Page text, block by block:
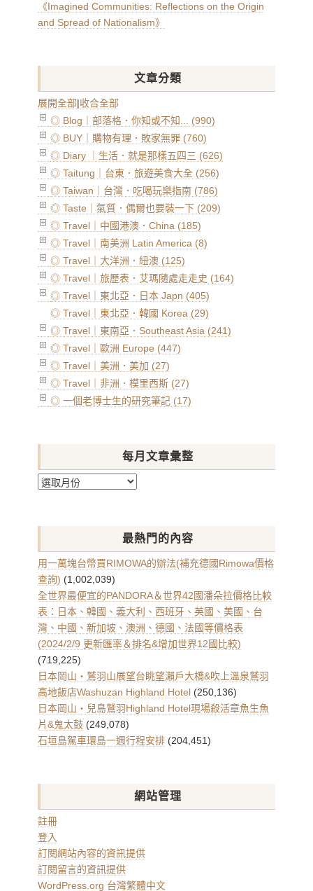
《Imagined Communities: Reflections on the Origin
and Spread of Nationalism》
文章分類
展開全部|收合全部
◎ Blog｜部落格．你知或不知... (990)
◎ BUY｜購物有理．敗家無罪 (760)
◎ Diary ｜生活．就是那樣五四三 (626)
◎ Taitung｜台東．旅遊美食大全 (256)
◎ Taiwan｜台灣．吃喝玩樂指南 (786)
◎ Taste｜氣質．偶爾也要裝一下 (209)
◎ Travel｜中國港澳．China (185)
◎ Travel｜南美洲 Latin America (8)
◎ Travel｜大洋洲．紐澳 (125)
◎ Travel｜旅歷表．艾瑪隨處走走史 (164)
◎ Travel｜東北亞．日本 Japn (405)
◎ Travel｜東北亞．韓國 Korea (29)
◎ Travel｜東南亞．Southeast Asia (241)
◎ Travel｜歐洲 Europe (447)
◎ Travel｜美洲．美加 (27)
◎ Travel｜非洲．模里西斯 (27)
◎ 一個老博士生的研究筆記 (17)
每月文章彙整
每
章
整
最熱門的內容
用一萬塊台幣買RIMOWA的辦法(補充德國Rimowa價格
查詢) (1,002,039)
全世界最便宜的PANDORA＆世界42國潘朵拉價格比較
表：日本、韓國、義大利、西班牙、英國、美國、台
灣、中國、新加坡、澳洲、德國、法國等價格表
(2024/2/9 更新匯率＆排名&增加世界12國比較)
(719,225)
日本岡山・鷲羽山展望台眺望瀨戶大橋&吹上溫泉鷲羽
高地飯店Washuzan Highland Hotel (250,136)
日本岡山・兒島鷲羽Highland Hotel現場殺活章魚生魚
片&鬼太鼓 (249,078)
石垣島駕車環島一週行程安排 (204,451)
網站管理
註冊
登入
訂閱網站內容的資訊提供
訂閱留言的資訊提供
WordPress.org 台灣繁體中文